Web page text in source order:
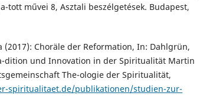
tott művei 8, Asztali beszélgetések. Budapest,
(2017): Choräle der Reformation, In: Dahlgrün,
dition und Innovation in der Spiritualität Martin
The-ologie der Spiritualität,
spiritualitaet.de/publikationen/studien-zur-